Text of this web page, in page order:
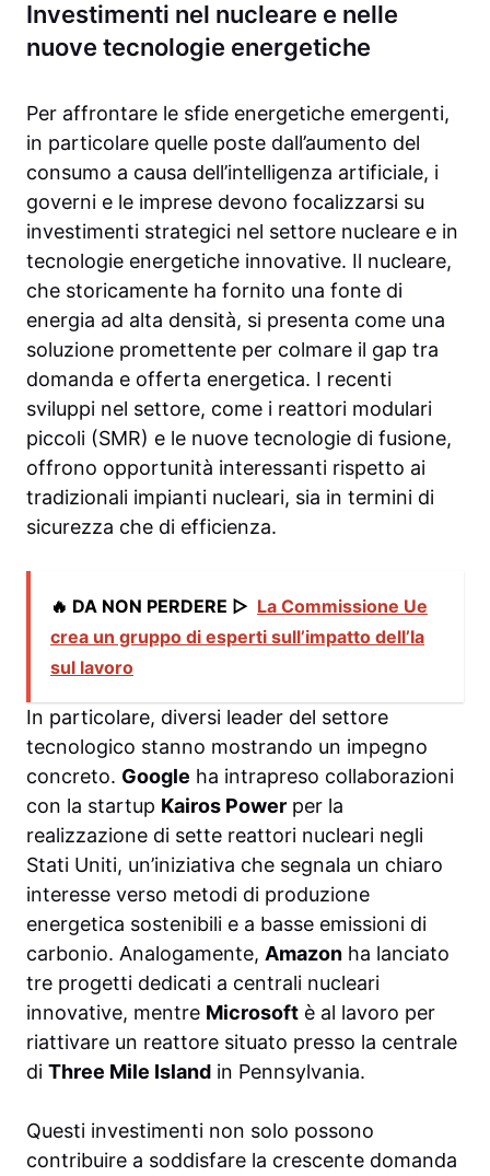
Investimenti nel nucleare e nelle
nuove tecnologie energetiche
Per affrontare le sfide energetiche emergenti,
in particolare quelle poste dall’aumento del
consumo a causa dell’intelligenza artificiale, i
governi e le imprese devono focalizzarsi su
investimenti strategici nel settore nucleare e in
tecnologie energetiche innovative. Il nucleare,
che storicamente ha fornito una fonte di
energia ad alta densità, si presenta come una
soluzione promettente per colmare il gap tra
domanda e offerta energetica. I recenti
sviluppi nel settore, come i reattori modulari
piccoli (SMR) e le nuove tecnologie di fusione,
offrono opportunità interessanti rispetto ai
tradizionali impianti nucleari, sia in termini di
sicurezza che di efficienza.
🔥 DA NON PERDERE ▷ La Commissione Ue
crea un gruppo di esperti sull’impatto dell’Ia
sul lavoro
In particolare, diversi leader del settore
tecnologico stanno mostrando un impegno
concreto. Google ha intrapreso collaborazioni
con la startup Kairos Power per la
realizzazione di sette reattori nucleari negli
Stati Uniti, un’iniziativa che segnala un chiaro
interesse verso metodi di produzione
energetica sostenibili e a basse emissioni di
carbonio. Analogamente, Amazon ha lanciato
tre progetti dedicati a centrali nucleari
innovative, mentre Microsoft è al lavoro per
riattivare un reattore situato presso la centrale
di Three Mile Island in Pennsylvania.
Questi investimenti non solo possono
contribuire a soddisfare la crescente domanda